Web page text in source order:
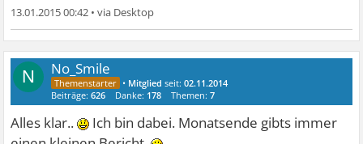
13.01.2015 00:42 •
N No_Smile
• Mitglied seit:02.11.2014
Beiträge:626 Danke: 178 Themen:7
Alles klar..
Ich bin dabei. Monatsende gibts immer